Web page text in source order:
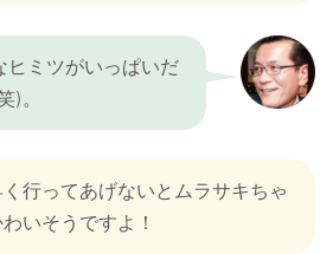
ヒミツがいっぱいだ
)。
行ってあげないとムラサキちゃ
いそうですよ！